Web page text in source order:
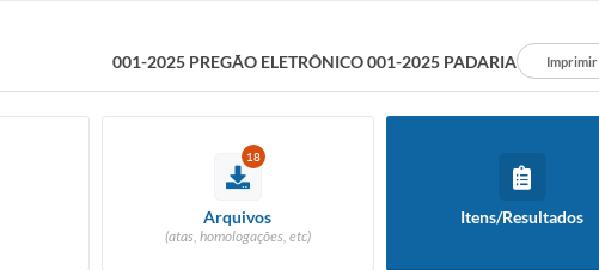
001-2025 PREGÃO ELETRÔNICO 001-2025 PADARIA Imprimir
18
Arquivos
(atas, homologações, etc)
Itens/Resultados